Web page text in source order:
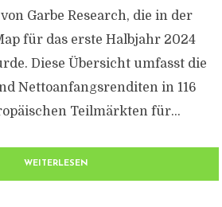
Garbe Research, die in der
für das erste Halbjahr 2024
Diese Übersicht umfasst die
Nettoanfangsrenditen in 116
Teilmärkten für...
WEITERLESEN